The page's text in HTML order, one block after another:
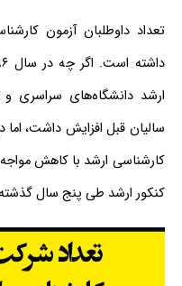
تعداد داوطلبان آزمون
ارشد دانشگاه‌های سراسری و
کارشناسی ارشد با کاهش
کنکور ارشد طی پنج سال